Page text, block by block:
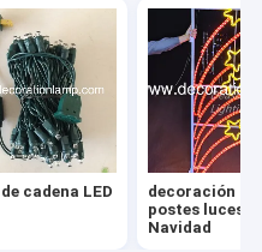
LED
cadena LED
decoración de
postes luces
Navidad